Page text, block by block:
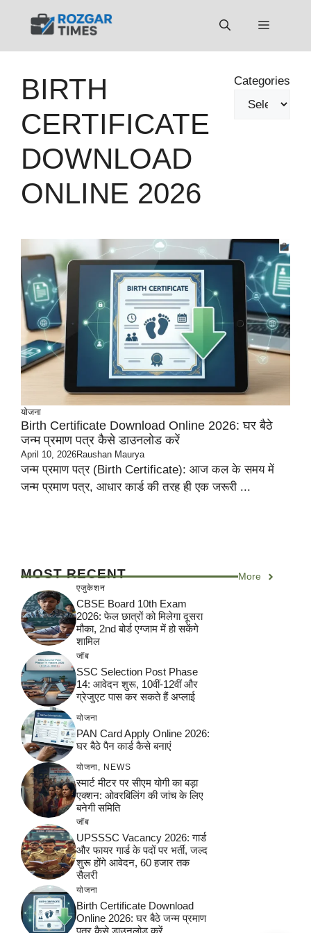
Menu
BIRTH
CERTIFICATE
DOWNLOAD
ONLINE 2026
Categories
योजना
Birth Certificate Download Online 2026: घर बैठे
जन्म प्रमाण पत्र कैसे डाउनलोड करें
April 10, 2026Raushan Maurya
जन्म प्रमाण पत्र (Birth Certificate): आज कल के समय में
जन्म प्रमाण पत्र, आधार कार्ड की तरह ही एक जरूरी ...
MOST RECENT More
एजुकेशन
CBSE Board 10th Exam
2026: फेल छात्रों को मिलेगा दूसरा
मौका, 2nd बोर्ड एग्जाम में हो सकेंगे
शामिल
जॉब
SSC Selection Post Phase
14: आवेदन शुरू, 10वीं-12वीं और
ग्रेजुएट पास कर सकते हैं अप्लाई
योजना
PAN Card Apply Online 2026:
घर बैठे पैन कार्ड कैसे बनाएं
योजना NEWS
स्मार्ट मीटर पर सीएम योगी का बड़ा
एक्शन: ओवरबिलिंग की जांच के लिए
बनेगी समिति
जॉब
UPSSSC Vacancy 2026: गार्ड
और फायर गार्ड के पदों पर भर्ती, जल्द
शुरू होंगे आवेदन, 60 हजार तक
सैलरी
योजना
Birth Certificate Download
Online 2026: घर बैठे जन्म प्रमाण
पत्र कैसे डाउनलोड करें